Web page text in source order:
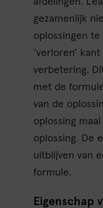
gezamenlijk
oplossingen te
‘verloren’
verbetering.
met de
van de
oplossing
oplossing. De
uitblijven van
formule.
Eigenschap